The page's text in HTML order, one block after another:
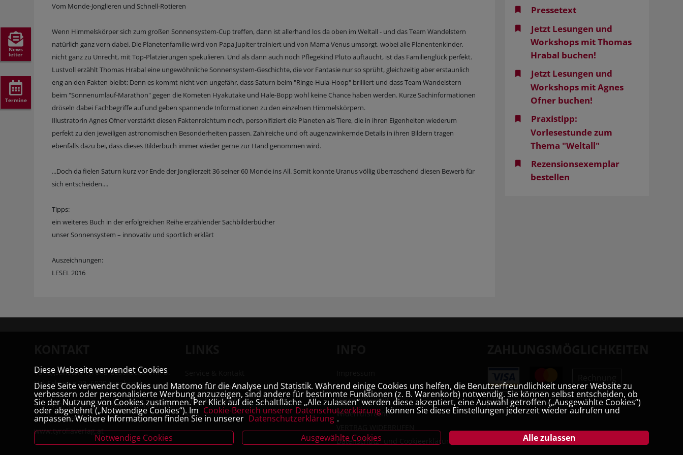
News
letter
Termine
Vom Monde-Jonglieren und Schnell-Rotieren
Wenn Himmelskörper sich zum großen Sonnensystem-Cup treffen, dann ist allerhand los da oben im Weltall - und das Team Wandelstern
natürlich ganz vorn dabei. Die Planetenfamilie wird von Papa Jupiter trainiert und von Mama Venus umsorgt, wobei alle Planentenkinder,
nicht ganz zu Unrecht, mit Top-Platzierungen spekulieren. Und als dann auch noch Pflegekind Pluto auftaucht, ist das Familienglück perfekt.
Lustvoll erzählt Thomas Hrabal eine ungewöhnliche Sonnensystem-Geschichte, die vor Fantasie nur so sprüht, gleichzeitig aber erstaunlich
eng an den Fakten bleibt: Denn es kommt nicht von ungefähr, dass Saturn beim "Ringe-Hula-Hoop" brilliert und dass Team Wandelstern
beim "Sonnenumlauf-Marathon" gegen die Kometen Hyakutake und Hale-Bopp wohl keine Chance haben werden. Kurze Sachinformationen
dröseln dabei Fachbegriffe auf und geben spannende Informationen zu den einzelnen Himmelskörpern.
Illustratorin Agnes Ofner verstärkt diesen Faktenreichtum noch, personifiziert die Planeten als Tiere, die in ihren Eigenheiten wiederum
perfekt zu den jeweiligen astronomischen Besonderheiten passen. Zahlreiche und oft augenzwinkernde Details in ihren Bildern tragen
ebenfalls dazu bei, dass dieses Bilderbuch immer wieder gerne zur Hand genommen wird.
...Doch da fielen Saturn kurz vor Ende der Jonglierzeit 36 seiner 60 Monde ins All. Somit konnte Uranus völlig überraschend diesen Bewerb für
sich entscheiden....
Tipps:
ein weiteres Buch in der erfolgreichen Reihe erzählender Sachbilderbücher
unser Sonnensystem – innovativ und sportlich erklärt
Auszeichnungen:
LESEL 2016
Pressetext
Jetzt Lesungen und
Workshops mit Thomas
Hrabal buchen!
Jetzt Lesungen und
Workshops mit Agnes
Ofner buchen!
Praxistipp:
Vorlesestunde zum
Thema "Weltall"
Rezensionsexemplar
bestellen
Verlagsanstalt Tyrolia Gesellschaft m. b.
H | Exlgasse 20, 6020 Innsbruck
T:+43 (0) 512 22 33 - 2205| F: +43 (0) 512
22 33 - 2119 | E:buchverlag@tyrolia.at|
www.tyroliaverlag.at
Tyrolia Buchhandlung
Links & Partner
Jobs
AGB
Barrierefreiheit
Widerrufsrecht
Datenschutz- und Cookieerklärung
Vorauskasse
Diese Webseite verwendet Cookies
Diese Seite verwendet Cookies und Matomo für die Analyse und Statistik. Während einige Cookies uns helfen, die Benutzerfreundlichkeit unserer Website zu
verbessern oder personalisierte Werbung anzuzeigen, sind andere für bestimmte Funktionen (z. B. Warenkorb) notwendig. Sie können selbst entscheiden, ob
Sie der Nutzung von Cookies zustimmen. Per Klick auf die Schaltfläche „Alle zulassen“ werden diese akzeptiert, eine Auswahl getroffen („Ausgewählte Cookies“)
oder abgelehnt („Notwendige Cookies“). Im Cookie-Bereich unserer Datenschutzerklärung können Sie diese Einstellungen jederzeit wieder aufrufen und
anpassen. Weitere Informationen finden Sie in unserer Datenschutzerklärung .
Notwendige Cookies
Ausgewählte Cookies
Alle zulassen